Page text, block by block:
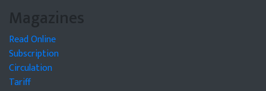
Magazines
Read Online
Subscription
Circulation
Tariff